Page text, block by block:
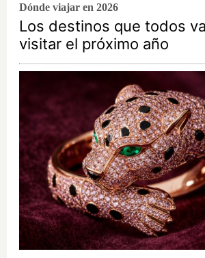
Dónde viajar en 2026
Los destinos que todos
visitar el próximo año